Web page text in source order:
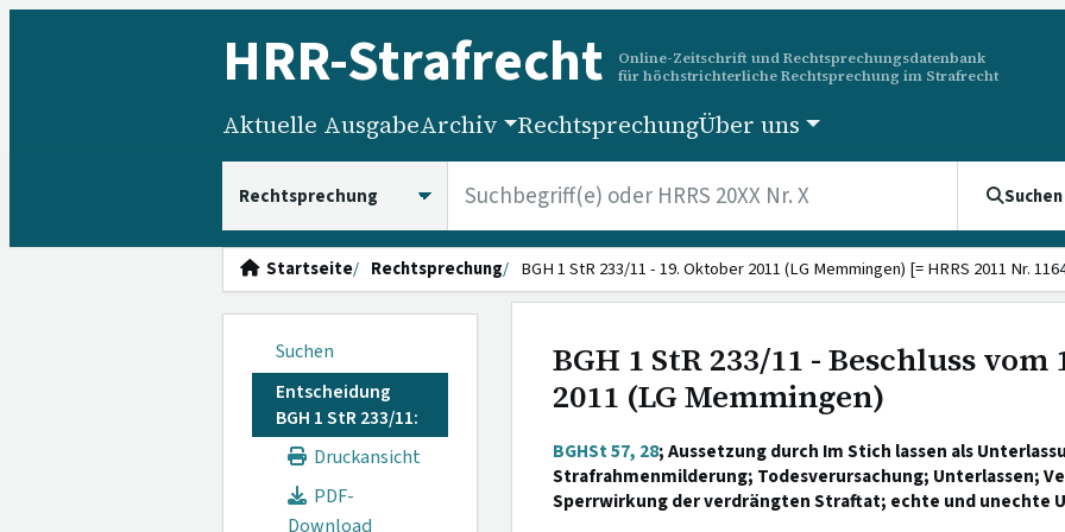
HRR-Strafrecht
Online-Zeitschrift und Rechtsprechungsdatenbank
für höchstrichterliche Rechtsprechung im Strafrecht
Aktuelle AusgabeArchiv RechtsprechungÜber uns
Suchen
Startseite Rechtsprechung BGH 1 StR 233/11 - 19. Oktober 2011 (LG Memmingen) [= HRRS 2011 Nr.
Suchen
Entscheidung
BGH 1 StR 233/11:
Druckansicht
PDF-
Download
BGH 1 StR 233/11 - Beschluss
2011 (LG Memmingen)
BGHSt 57, 28; Aussetzung durch Im Stich lassen als
Strafrahmenmilderung; Todesverursachung; Unterlassen;
Sperrwirkung der verdrängten Straftat; echte und unechte